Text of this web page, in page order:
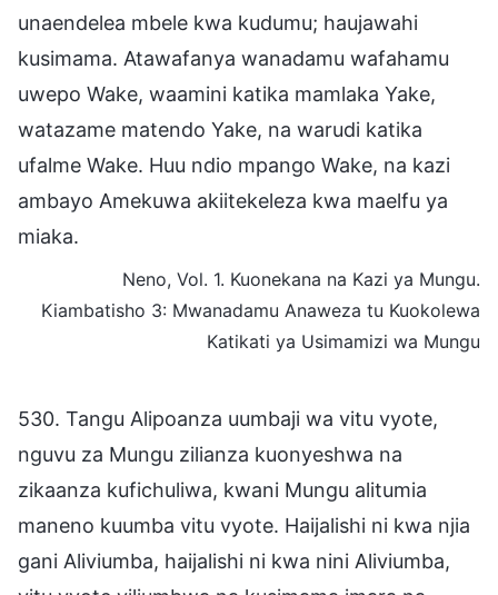
unaendelea mbele kwa kudumu; haujawahi
kusimama. Atawafanya wanadamu wafahamu
uwepo Wake, waamini katika mamlaka Yake,
watazame matendo Yake, na warudi katika
ufalme Wake. Huu ndio mpango Wake, na kazi
ambayo Amekuwa akiitekeleza kwa maelfu ya
miaka.
Neno, Vol. 1. Kuonekana na Kazi ya Mungu.
Kiambatisho 3: Mwanadamu Anaweza tu Kuokolewa
Katikati ya Usimamizi wa Mungu
530. Tangu Alipoanza uumbaji wa vitu vyote,
nguvu za Mungu zilianza kuonyeshwa na
zikaanza kufichuliwa, kwani Mungu alitumia
maneno kuumba vitu vyote. Haijalishi ni kwa njia
gani Aliviumba, haijalishi ni kwa nini Aliviumba,